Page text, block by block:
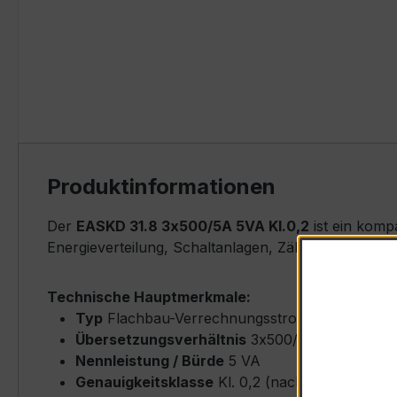
Produktinformationen
Der EASKD 31.8 3x500/5A 5VA Kl.0,2 ist ein
Energieverteilung, Schaltanlagen, Zählerfeldern
Technische Hauptmerkmale:
Typ Flachbau-Verrechnungsstromwandler
Übersetzungsverhältnis 3x500/5 A
Nennleistung / Bürde 5 VA
Genauigkeitsklasse Kl. 0,2 (nach IEC/EN